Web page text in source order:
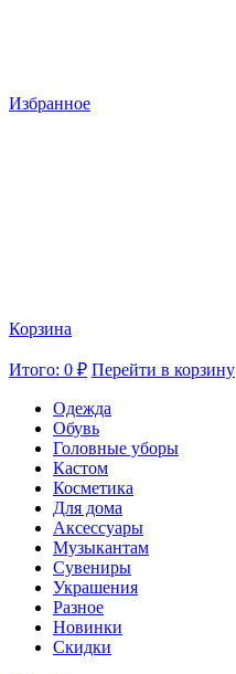
Избранное
Корзина
Итого: 0 ₽ Перейти в корзину
Одежда
Обувь
Головные уборы
Кастом
Косметика
Для дома
Аксессуары
Музыкантам
Сувениры
Украшения
Разное
Новинки
Скидки